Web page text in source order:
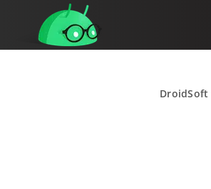
DroidSoft